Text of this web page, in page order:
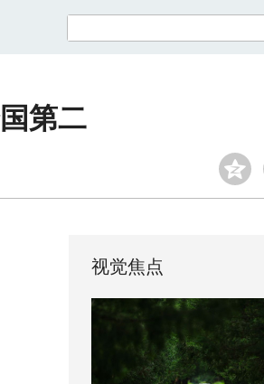
第二
视觉焦点